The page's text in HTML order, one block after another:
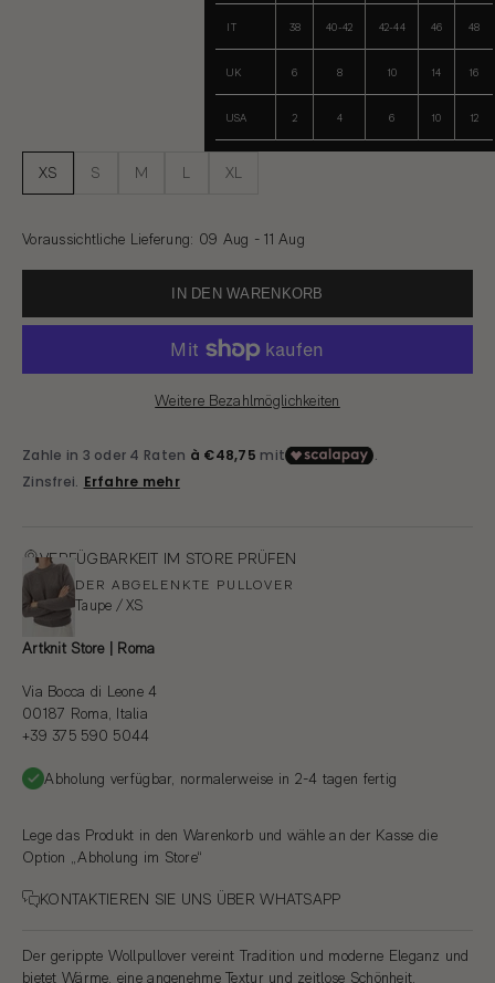
IT 38 40-42 42-44 46 48
UK 6 8 10 14 16
USA 2 4 6 10 12
XS S M L XL
Voraussichtliche Lieferung: 09 Aug - 11 Aug
IN DEN WARENKORB
Weitere Bezahlmöglichkeiten
VERFÜGBARKEIT IM STORE PRÜFEN
DER ABGELENKTE PULLOVER
Taupe / XS
Artknit Store | Roma
Via Bocca di Leone 4
00187 Roma, Italia
+39 375 590 5044
Abholung verfügbar, normalerweise in 2-4 tagen fertig
Lege das Produkt in den Warenkorb und wähle an der Kasse die
Option „Abholung im Store“
KONTAKTIEREN SIE UNS ÜBER WHATSAPP
Der gerippte Wollpullover vereint Tradition und moderne Eleganz und
bietet Wärme, eine angenehme Textur und zeitlose Schönheit.